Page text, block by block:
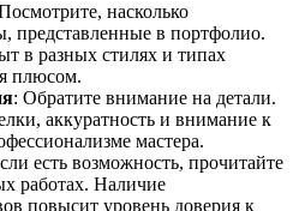
насколько
представленные в портфолио.
в разных стилях и типах
плюсом.
: Обратите внимание на детали.
аккуратность и внимание к
мастера.
есть возможность, прочитайте
работах. Наличие
повысит уровень доверия к